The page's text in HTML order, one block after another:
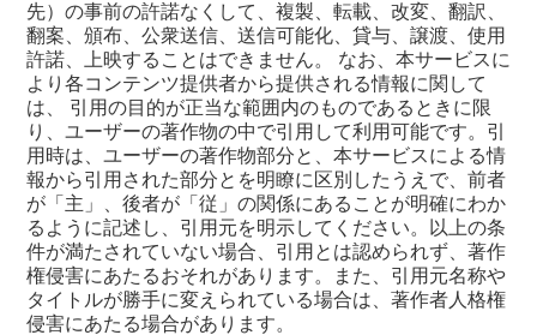
先）の事前の許諾なくして、複製、転載、改変、翻訳、
翻案、頒布、公衆送信、送信可能化、貸与、譲渡、使用
許諾、上映することはできません。 なお、本サービスに
より各コンテンツ提供者から提供される情報に関して
は、 引用の目的が正当な範囲内のものであるときに限
り、ユーザーの著作物の中で引用して利用可能です。引
用時は、ユーザーの著作物部分と、本サービスによる情
報から引用された部分とを明瞭に区別したうえで、前者
が「主」、後者が「従」の関係にあることが明確にわか
るように記述し、引用元を明示してください。以上の条
件が満たされていない場合、引用とは認められず、著作
権侵害にあたるおそれがあります。また、引用元名称や
タイトルが勝手に変えられている場合は、著作者人格権
侵害にあたる場合があります。